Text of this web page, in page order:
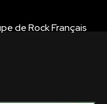
de Rock Français